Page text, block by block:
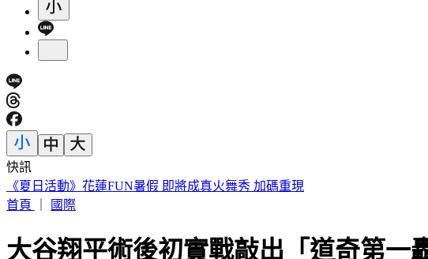
快訊
《夏日活動》花蓮FUN暑假 即將成真火舞秀 加碼重現
首頁
國際
大谷翔平術後初實戰敲出「道奇第